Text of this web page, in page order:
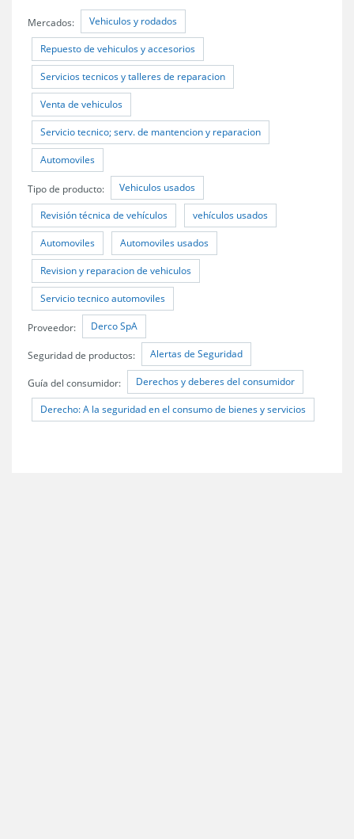
Mercados: Vehiculos y rodados
Repuesto de vehiculos y accesorios
Servicios tecnicos y talleres de reparacion
Venta de vehiculos
Servicio tecnico; serv. de mantencion y reparacion
Automoviles
Tipo de producto: Vehiculos usados
Revisión técnica de vehículos vehículos usados
Automoviles Automoviles usados
Revision y reparacion de vehiculos
Servicio tecnico automoviles
Proveedor: Derco SpA
Seguridad de productos: Alertas de Seguridad
Guía del consumidor: Derechos y deberes del consumidor
Derecho: A la seguridad en el consumo de bienes y servicios